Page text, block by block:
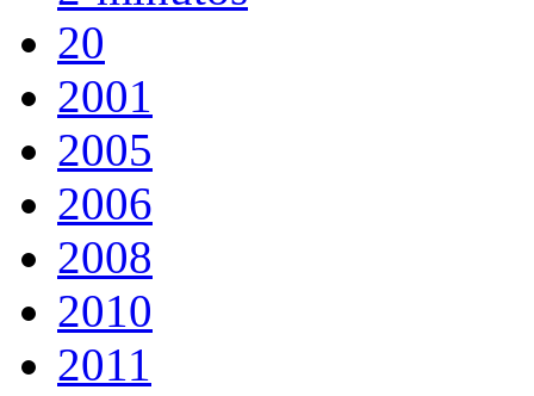
20
2001
2005
2006
2008
2010
2011